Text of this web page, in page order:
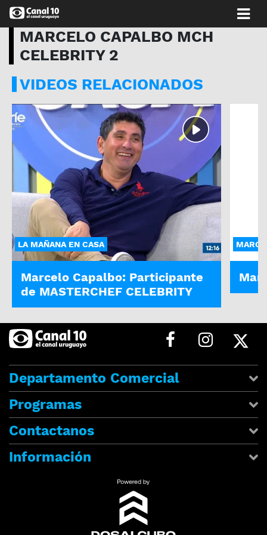
MARCELO CAPALBO MCH
CELEBRITY 2
VIDEOS RELACIONADOS
LA MAÑANA EN CASA
Marcelo Capalbo: Participante
de MASTERCHEF CELEBRITY
Departamento Comercial
Programas
Contactanos
Información